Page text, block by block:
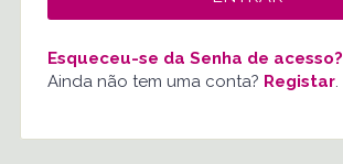
Esqueceu-se da Senha de acesso?
Ainda não tem uma conta? Registar.